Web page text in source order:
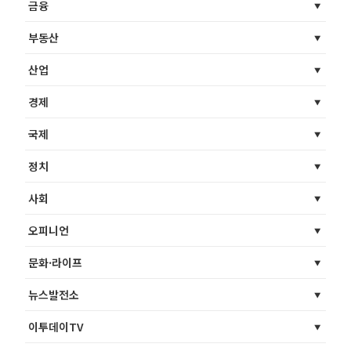
금융
부동산
산업
경제
국제
정치
사회
오피니언
문화·라이프
뉴스발전소
이투데이TV